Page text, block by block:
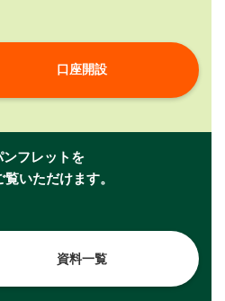
口座開設
ンフレットを
いただけます。
資料一覧